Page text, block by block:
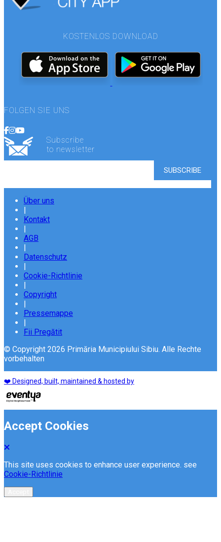
KOSTENLOS DOWNLOAD
FOLGEN SIE UNS
Subscribe
to newsletter
Über uns
|
Kontakt
|
AGB
|
Datenschutz
|
Cookie-Richtlinie
|
Copyright
|
Pressemappe
|
Fii Pregătit
© Copyright 2026 Primăria Municipiului Sibiu. Alle Rechte
vorbehalten
❤️ Designed, built, maintained & hosted by
Accept Cookies
This site uses cookies to enhance user experience. see
Cookie-Richtlinie